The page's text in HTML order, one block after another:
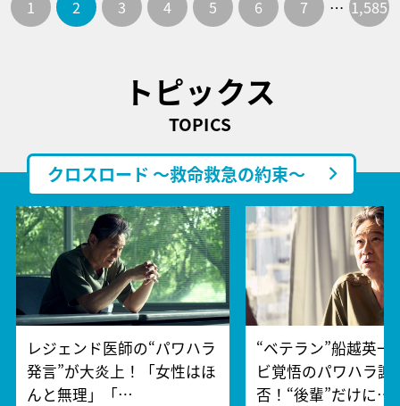
1 2 3 4 5 6 7 … 1,585
トピックス
TOPICS
クロスロード ～救命救急の約束～
レジェンド医師の“パワハラ
発言”が大炎上！「女性はほ
んと無理」「…
“ベテラン”船越英一
ビ覚悟のパワハラ謝
否！“後輩”だけに…